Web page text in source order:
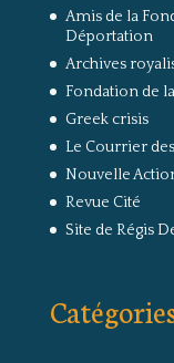
Amis de la
Déportation
Archives
Fondation de
Greek crisis
Le Courrier
Nouvelle
Revue Cité
Site de Régis